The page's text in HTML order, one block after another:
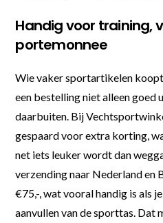
Handig voor training,
portemonnee
Wie vaker sportartikelen
een bestelling niet alleen goed
daarbuiten. Bij
gespaard voor extra korting,
net iets leuker wordt dan
verzending naar Nederland en
€75,-, wat vooral handig is als
aanvullen van de sporttas. Dat